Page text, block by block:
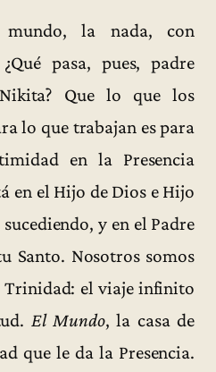
la nada, con
pasa, pues, padre
Que lo que los
lo que trabajan es para
en la Presencia
en el Hijo de Dios e Hijo
y en el Padre
Santo. Nosotros somos
Trinidad: el viaje infinito
El Mundo, la casa de
que le da la Presencia.